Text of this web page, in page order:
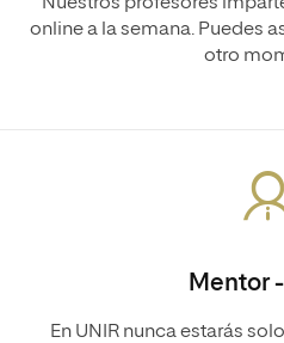
online a la semana. Puedes
otro
Mentor
En UNIR nunca estarás